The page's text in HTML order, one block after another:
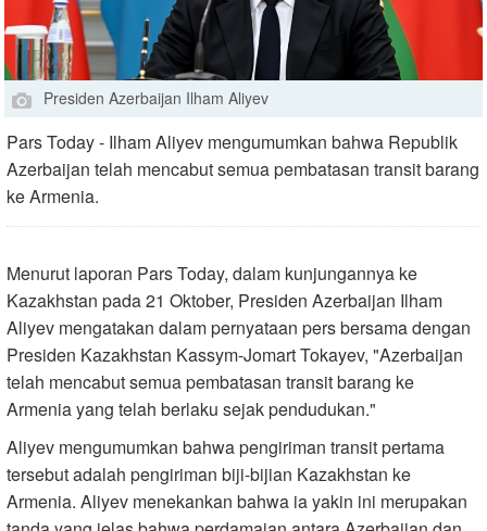
Presiden Azerbaijan Ilham Aliyev
Pars Today - Ilham Aliyev mengumumkan bahwa Republik
Azerbaijan telah mencabut semua pembatasan transit barang
ke Armenia.
Menurut laporan Pars Today, dalam kunjungannya ke
Kazakhstan pada 21 Oktober, Presiden Azerbaijan Ilham
Aliyev mengatakan dalam pernyataan pers bersama dengan
Presiden Kazakhstan Kassym-Jomart Tokayev, "Azerbaijan
telah mencabut semua pembatasan transit barang ke
Armenia yang telah berlaku sejak pendudukan."
Aliyev mengumumkan bahwa pengiriman transit pertama
tersebut adalah pengiriman biji-bijian Kazakhstan ke
Armenia. Aliyev menekankan bahwa ia yakin ini merupakan